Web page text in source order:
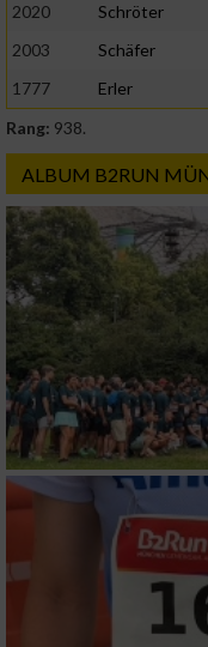
2020
Schröter
2003
Schäfer
1777
Erler
Rang: 938.
ALBUM B2RUN